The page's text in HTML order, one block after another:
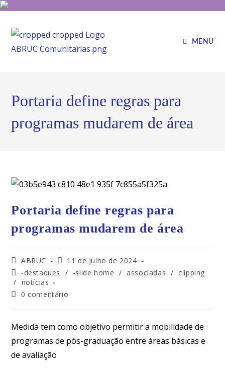
MENU
Portaria define regras para
programas mudarem de área
Portaria define regras para
programas mudarem de área
ABRUC
11 de julho de 2024
-destaques
/ -slide home / associadas / clipping
/ notícias
0 comentário
Medida tem como objetivo permitir a mobilidade de
programas de pós-graduação entre áreas básicas e
de avaliação